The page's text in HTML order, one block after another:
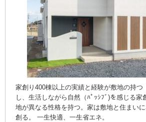
家創り400棟以上の実績と経験が敷地の持つ
し、生活しながら自然（ﾊﾟｯｼﾌﾞ)を感じる家
地が異なる性格を持つ。家は敷地と住まい
創る。 一生快適、一生省エネ。